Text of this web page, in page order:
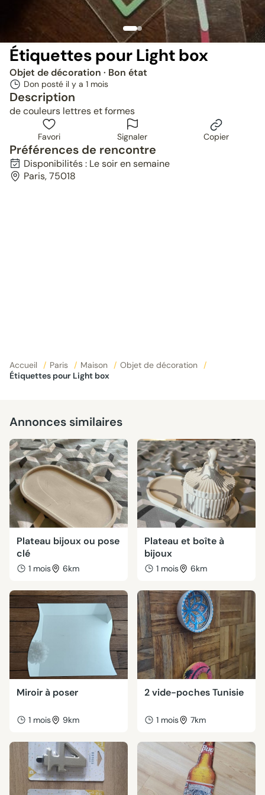
Étiquettes pour Light box
Objet de décoration · Bon état
Don posté il y a 1 mois
Description
de couleurs lettres et formes
Favori Signaler Copier
Préférences de rencontre
Disponibilités : Le soir en semaine
Paris, 75018
Accueil / Paris / Maison / Objet de décoration
/
Étiquettes pour Light box
Annonces similaires
Plateau bijoux ou pose
clé
1 mois 6km
Plateau et boîte à
bijoux
1 mois 6km
Miroir à poser
1 mois 9km
2 vide-poches Tunisie
1 mois 7km